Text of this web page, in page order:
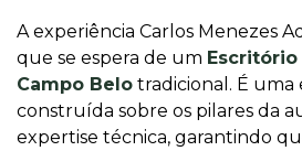
A experiência Carlos Menezes
que se espera de um
Campo Belo tradicional. É uma
construída sobre os pilares da
expertise técnica, garantindo